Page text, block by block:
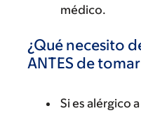
médico.
¿Qué necesito
ANTES de
Si es alérgico